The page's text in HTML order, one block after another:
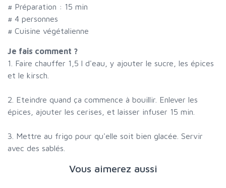
# Préparation : 15 min
# 4 personnes
# Cuisine végétalienne
Je fais comment ?
1. Faire chauffer 1,5 l d'eau, y ajouter le sucre, les épices
et le kirsch.
2. Eteindre quand ça commence à bouillir. Enlever les
épices, ajouter les cerises, et laisser infuser 15 min.
3. Mettre au frigo pour qu'elle soit bien glacée. Servir
avec des sablés.
Vous aimerez aussi